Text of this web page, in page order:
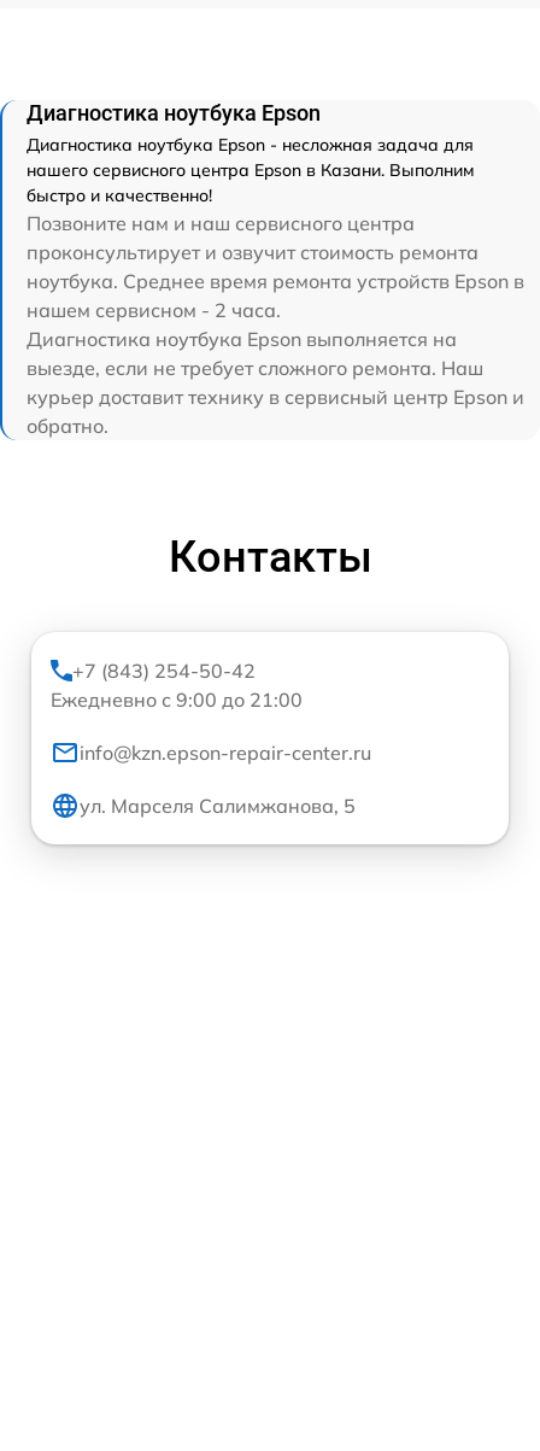
Диагностика ноутбука Epson
Диагностика ноутбука Epson - несложная задача для
нашего сервисного центра Epson в Казани. Выполним
быстро и качественно!
Позвоните нам и наш сервисного центра
проконсультирует и озвучит стоимость ремонта
ноутбука. Среднее время ремонта устройств Epson в
нашем сервисном - 2 часа.
Диагностика ноутбука Epson выполняется на
выезде, если не требует сложного ремонта. Наш
курьер доставит технику в сервисный центр Epson и
обратно.
Контакты
+7 (843) 254-50-42
Ежедневно с 9:00 до 21:00
info@kzn.epson-repair-center.ru
ул. Марселя Салимжанова, 5